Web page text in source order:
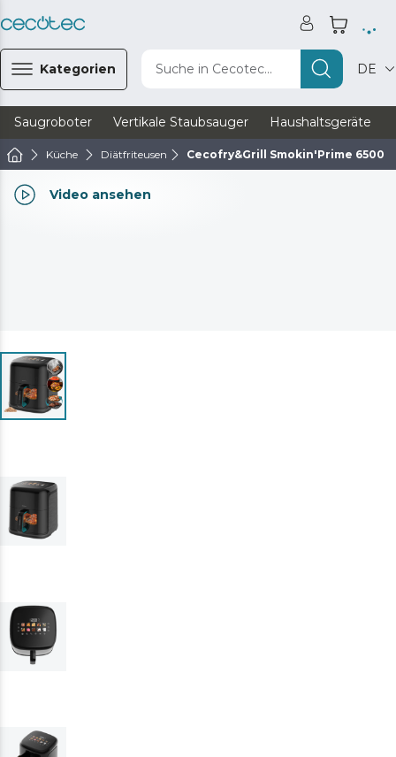
Kategorien Suche in Cecotec... DE
Saugroboter Vertikale Staubsauger Haushaltsgeräte
Küche Diätfriteusen Cecofry&Grill Smokin'Prime 6500
Video ansehen